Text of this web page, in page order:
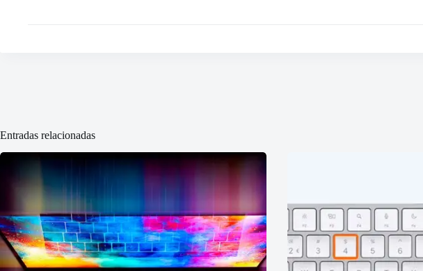
Entradas relacionadas